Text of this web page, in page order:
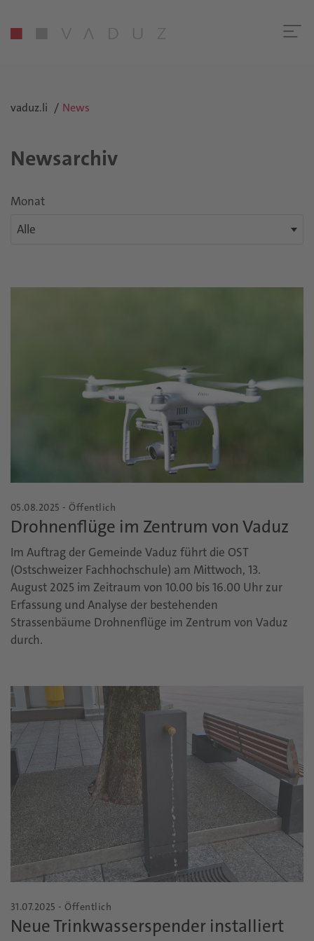
vaduz.li News
Newsarchiv
Monat
05.08.2025 - Öffentlich
Drohnenflüge im Zentrum von Vaduz
Im Auftrag der Gemeinde Vaduz führt die OST
(Ostschweizer Fachhochschule) am Mittwoch, 13.
August 2025 im Zeitraum von 10.00 bis 16.00 Uhr zur
Erfassung und Analyse der bestehenden
Strassenbäume Drohnenflüge im Zentrum von Vaduz
durch.
31.07.2025 - Öffentlich
Neue Trinkwasserspender installiert